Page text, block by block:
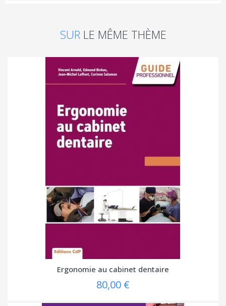
SUR LE MÊME THÈME
Ergonomie au cabinet dentaire
80,00 €